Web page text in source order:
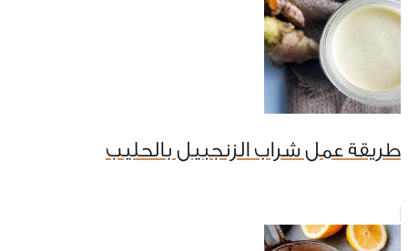
طريقة عمل شراب الزنجبيل بالحليب